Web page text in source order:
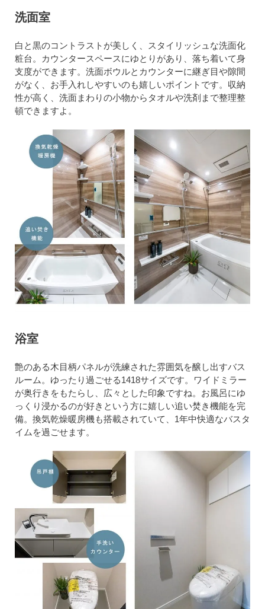
洗面室
白と黒のコントラストが美しく、スタイリッシュな洗面化
粧台。カウンタースペースにゆとりがあり、落ち着いて身
支度ができます。洗面ボウルとカウンターに継ぎ目や隙間
がなく、お手入れしやすいのも嬉しいポイントです。収納
性が高く、洗面まわりの小物からタオルや洗剤まで整理整
頓できますよ。
浴室
艶のある木目柄パネルが洗練された雰囲気を醸し出すバス
ルーム。ゆったり過ごせる1418サイズです。ワイドミラー
が奥行きをもたらし、広々とした印象ですね。お風呂にゆ
っくり浸かるのが好きという方に嬉しい追い焚き機能を完
備。換気乾燥暖房機も搭載されていて、1年中快適なバスタ
イムを過ごせます。